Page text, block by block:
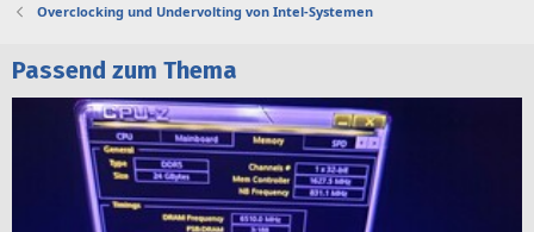
Overclocking und Undervolting von Intel-Systemen
Passend zum Thema